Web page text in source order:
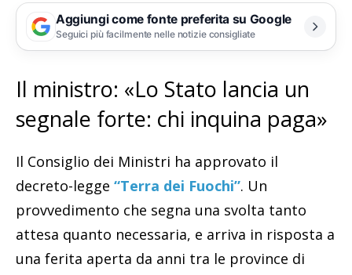
Aggiungi come fonte preferita su Google
Seguici più facilmente nelle notizie consigliate
Il ministro: «Lo Stato lancia un
segnale forte: chi inquina paga»
Il Consiglio dei Ministri ha approvato il
decreto-legge “Terra dei Fuochi”. Un
provvedimento che segna una svolta tanto
attesa quanto necessaria, e arriva in risposta a
una ferita aperta da anni tra le province di